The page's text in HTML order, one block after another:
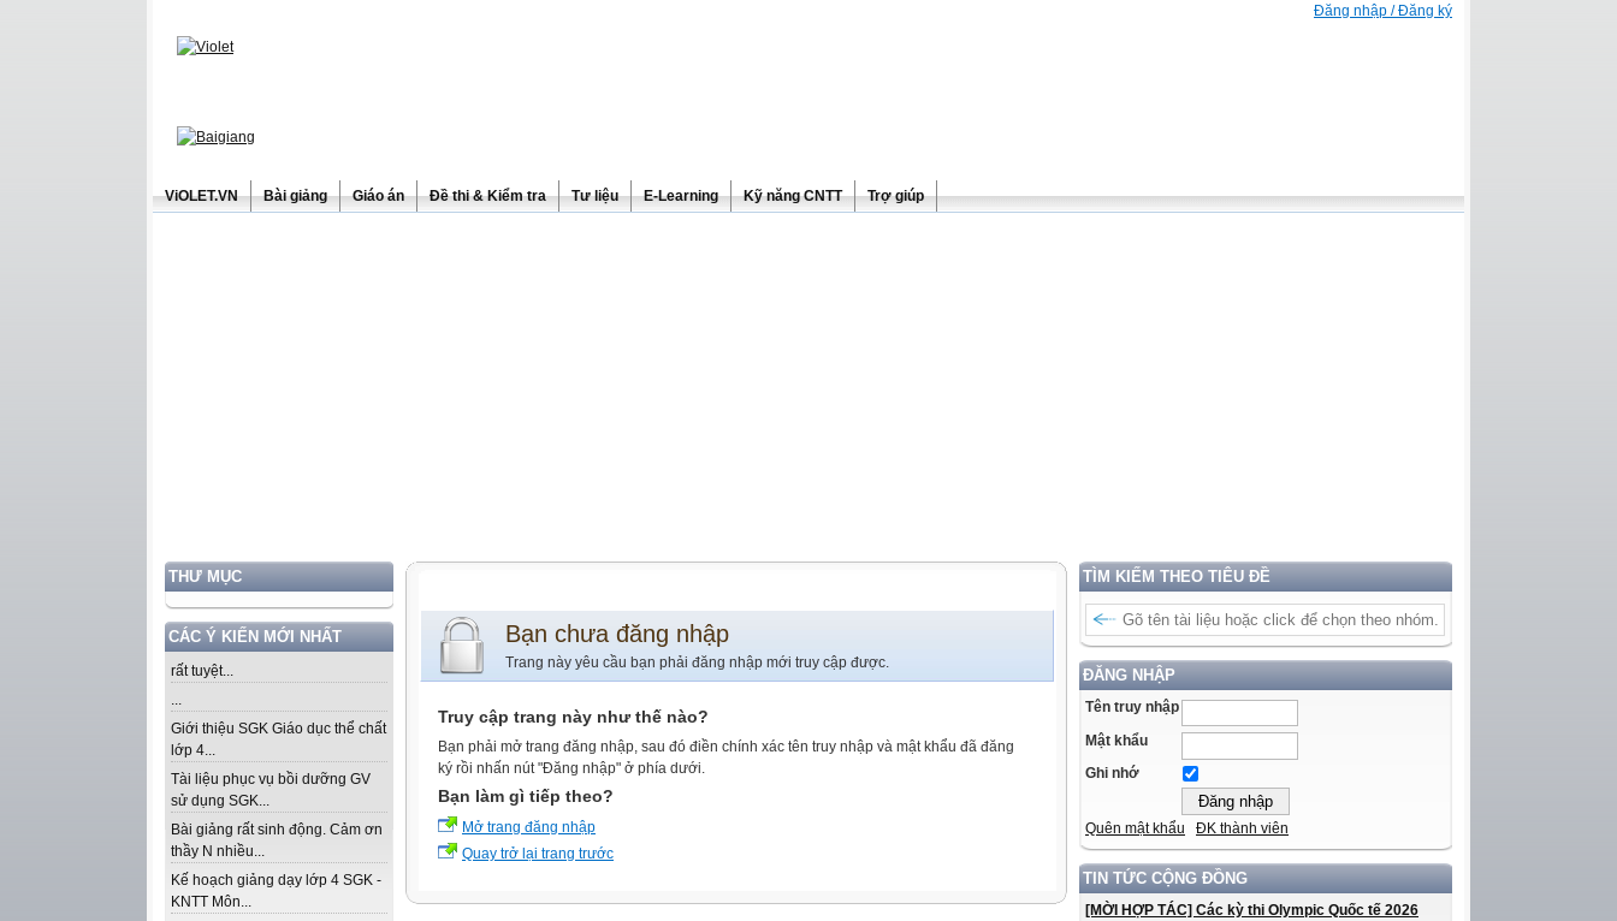
Đăng nhập / Đăng ký
ViOLET.VN Bài giảng Giáo án Đề thi & Kiểm tra Tư liệu E-Learning Kỹ năng CNTT Trợ giúp
THƯ MỤC
CÁC Ý KIẾN MỚI NHẤT
rất tuyệt...
...
Giới thiệu SGK Giáo dục thể chất
lớp 4...
Tài liệu phục vụ bồi dưỡng GV
sử dụng SGK...
Bài giảng rất sinh động. Cảm ơn
thầy N nhiều...
Kế hoạch giảng dạy lớp 4 SGK -
KNTT Môn...
TÌM KIẾM THEO TIÊU ĐỀ
ĐĂNG NHẬP
Tên truy nhập
Mật khẩu
Ghi nhớ
Quên mật khẩu ĐK thành viên
TIN TỨC CỘNG ĐỒNG
[MỜI HỢP TÁC] Các kỳ thi Olympic Quốc tế 2026
Bạn chưa đăng nhập
Trang này yêu cầu bạn phải đăng nhập mới truy cập được.
Truy cập trang này như thế nào?
Bạn phải mở trang đăng nhập, sau đó điền chính xác tên truy nhập và mật khẩu đã đăng
ký rồi nhấn nút "Đăng nhập" ở phía dưới.
Bạn làm gì tiếp theo?
Mở trang đăng nhập
Quay trở lại trang trước